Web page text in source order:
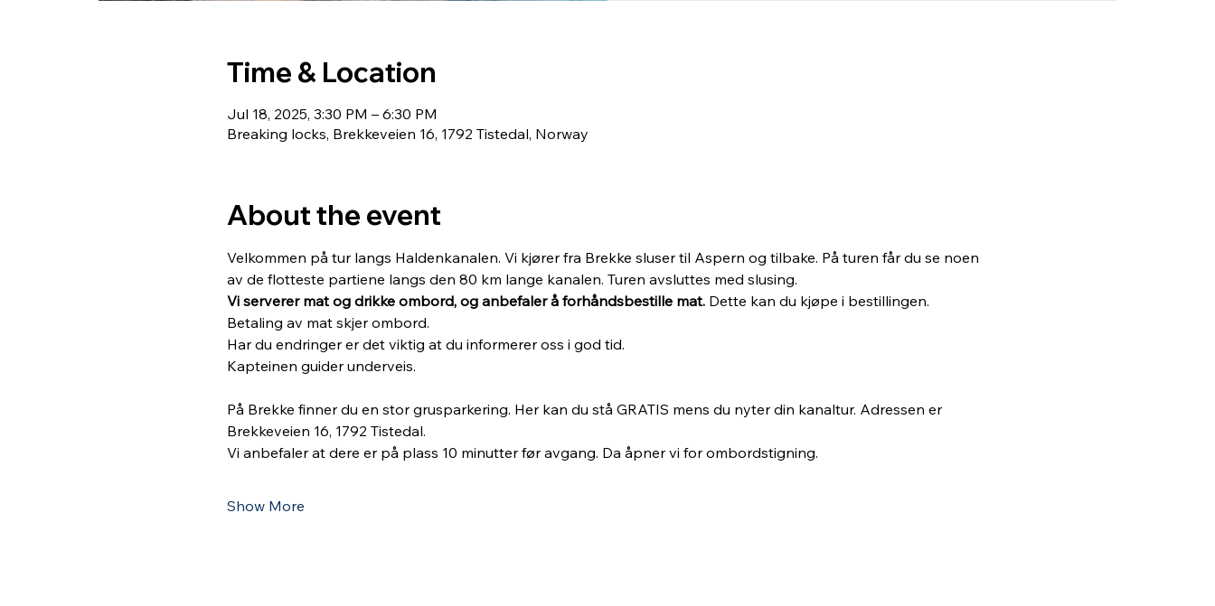
Time & Location
Jul 18, 2025, 3:30 PM – 6:30 PM
Breaking locks, Brekkeveien 16, 1792 Tistedal, Norway
About the event
Velkommen på tur langs Haldenkanalen. Vi kjører fra Brekke sluser til Aspern og tilbake. På turen får du se noen
av de flotteste partiene langs den 80 km lange kanalen. Turen avsluttes med slusing.
Vi serverer mat og drikke ombord, og anbefaler å forhåndsbestille mat. Dette kan du kjøpe i bestillingen.
Betaling av mat skjer ombord.
Har du endringer er det viktig at du informerer oss i god tid.
Kapteinen guider underveis.
På Brekke finner du en stor grusparkering. Her kan du stå GRATIS mens du nyter din kanaltur. Adressen er
Brekkeveien 16, 1792 Tistedal.
Vi anbefaler at dere er på plass 10 minutter før avgang. Da åpner vi for ombordstigning.
Show More